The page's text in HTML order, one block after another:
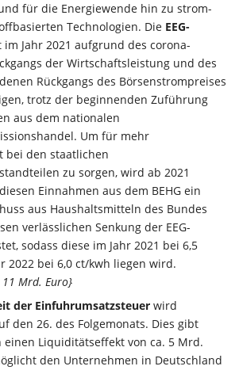
für die Energiewende hin zu strom-
Technologien. Die EEG-
Jahr 2021 aufgrund des corona-
der Wirtschaftsleistung und des
Rückgangs des Börsenstrompreises
trotz der beginnenden Zuführung
aus dem nationalen
Um für mehr
bei den staatlichen
zu sorgen, wird ab 2021
Einnahmen aus dem BEHG ein
aus Haushaltsmitteln des Bundes
verlässlichen Senkung der EEG-
sodass diese im Jahr 2021 bei 6,5
2022 bei 6,0 ct/kwh liegen wird.
Mrd. Euro}
der Einfuhrumsatzsteuer wird
den 26. des Folgemonats. Dies gibt
einen Liquiditätseffekt von ca. 5 Mrd.
den Unternehmen in Deutschland